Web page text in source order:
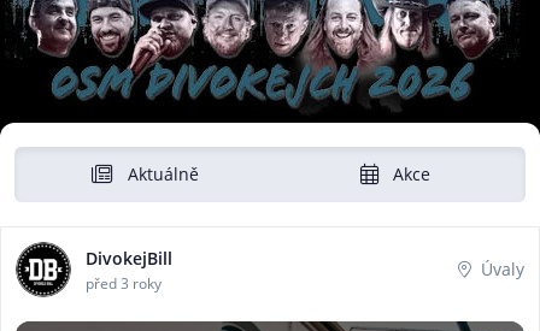
Aktuálně Akce
DivokejBill
před 3 roky
Úvaly